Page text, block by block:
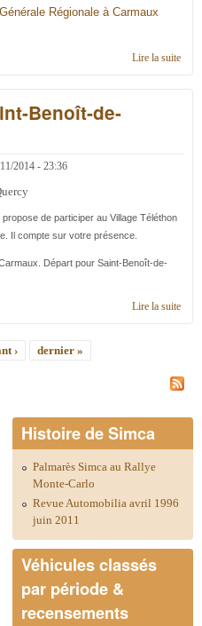
Régionale à Carmaux
Lire la suitede
Benoît-de-
2014 - 23:36
de participer au Village Téléthon
Il compte sur votre présence.
Départ pour Saint-Benoît-de-
Lire la suitede
de-
(81)
› dernier »
Histoire de Simca
Palmarès Simca au Rallye
Monte-Carlo
Revue Automobilia avril 1996
juin 2011
Véhicules classés
par période &
recensements